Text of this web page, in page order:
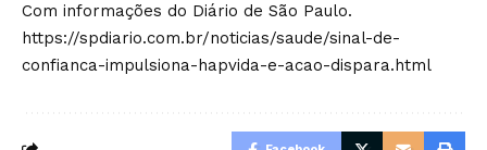
Com informações do Diário de São Paulo.
https://spdiario.com.br/noticias/saude/sinal-de-
confianca-impulsiona-hapvida-e-acao-dispara.html